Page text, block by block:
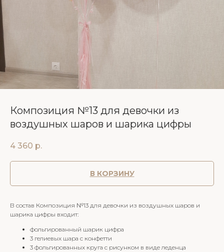
Композиция №13 для девочки из
воздушных шаров и шарика цифры
4 360 р.
В КОРЗИНУ
В состав Композиция №13 для девочки из воздушных шаров и
шарика цифры входит:
фольгированный шарик цифра
3 гелиевых шара с конфетти
3 фольгированных круга с рисунком в виде леденца